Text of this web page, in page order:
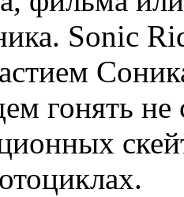
Sonic
гонять не